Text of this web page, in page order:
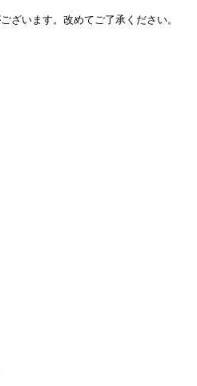
ざいます。改めてご了承ください。